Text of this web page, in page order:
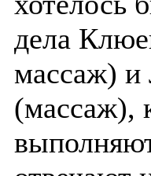
дела
массаж) и
(массаж),